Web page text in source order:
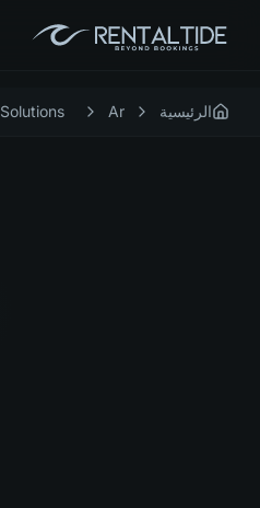
الرئيسية Ar
Solutions